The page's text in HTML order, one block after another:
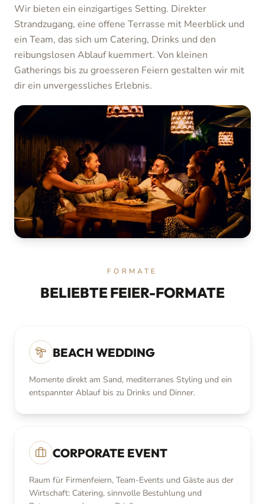
Wir bieten ein einzigartiges Setting. Direkter
Strandzugang, eine offene Terrasse mit Meerblick und
ein Team, das sich um Catering, Drinks und den
reibungslosen Ablauf kuemmert. Von kleinen
Gatherings bis zu groesseren Feiern gestalten wir mit
dir ein unvergessliches Erlebnis.
FORMATE
BELIEBTE FEIER-FORMATE
BEACH WEDDING
Momente direkt am Sand, mediterranes Styling und ein
entspannter Ablauf bis zu Drinks und Dinner.
CORPORATE EVENT
Raum für Firmenfeiern, Team-Events und Gäste aus der
Wirtschaft: Catering, sinnvolle Bestuhlung und